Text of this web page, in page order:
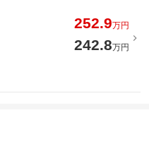
252.9万円
242.8万円